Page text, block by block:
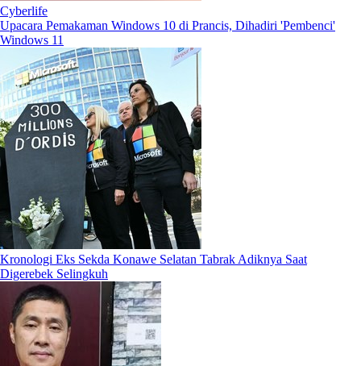
Cyberlife
Upacara Pemakaman Windows 10 di Prancis, Dihadiri 'Pembenci'
Windows 11
Kronologi Eks Sekda Konawe Selatan Tabrak Adiknya Saat
Digerebek Selingkuh